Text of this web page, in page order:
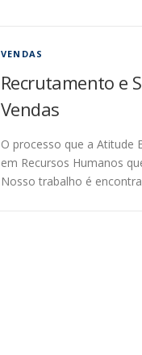
VENDAS
Recrutamento e
Vendas
O processo que a Atitude
em Recursos Humanos
Nosso trabalho é